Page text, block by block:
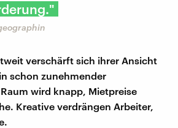
verschärft sich ihrer Ansicht
schon zunehmender
wird knapp, Mietpreise
Kreative verdrängen Arbeiter,